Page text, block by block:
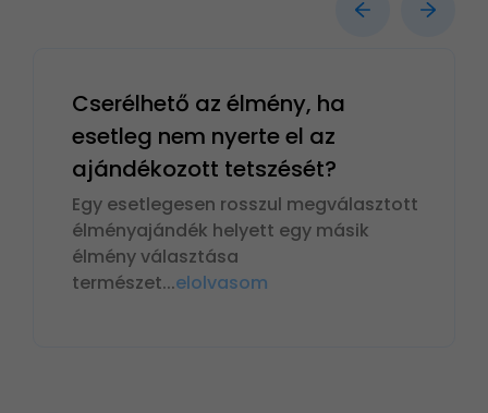
Cserélhető az élmény, ha
esetleg nem nyerte el az
ajándékozott tetszését?
Egy esetlegesen rosszul megválasztott
élményajándék helyett egy másik
élmény választása
természet...elolvasom